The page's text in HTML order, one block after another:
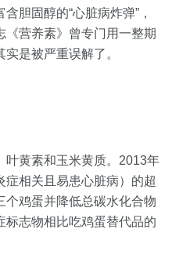
胆固醇的“心脏病炸弹”，
营养素》曾专门用一整期
是被严重误解了。
叶黄素和玉米黄质。2013年
相关且易患心脏病）的超
个鸡蛋并降低总碳水化合物
标志物相比吃鸡蛋替代品的